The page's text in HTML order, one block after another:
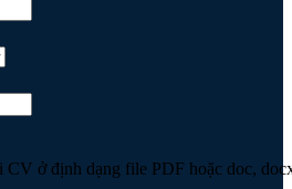
CV ở định dạng file PDF hoặc doc,